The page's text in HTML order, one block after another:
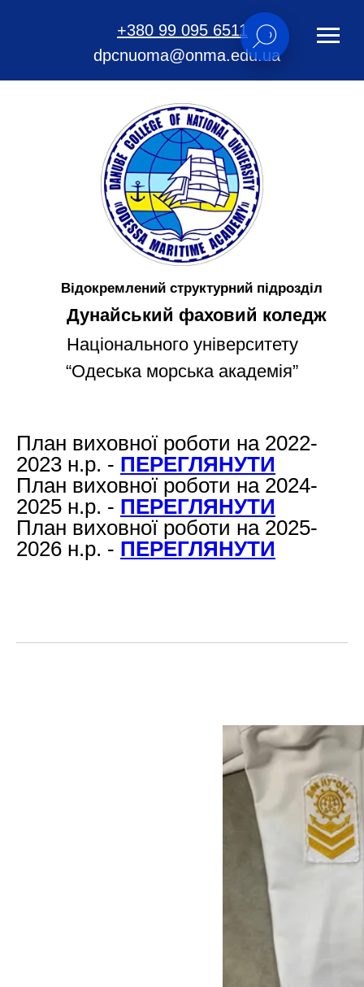
+380 99 095 6511
dpcnuoma@onma.edu.ua
Відокремлений структурний підрозділ
Дунайський фаховий коледж
Національного університету
“Одеська морська академія”
План виховної роботи на 2022-
2023 н.р. - ПЕРЕГЛЯНУТИ
План виховної роботи на 2024-
2025 н.р. - ПЕРЕГЛЯНУТИ
План виховної роботи на 2025-
2026 н.р. - ПЕРЕГЛЯНУТИ